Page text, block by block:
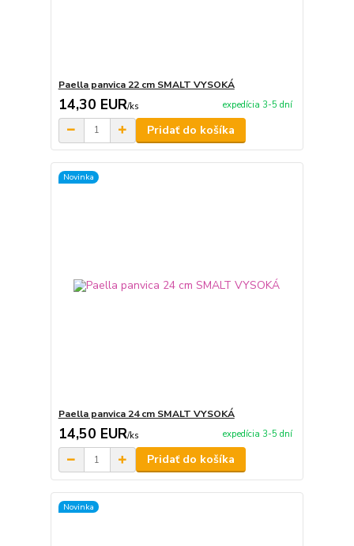
Paella panvica 22 cm SMALT VYSOKÁ
14,30 EUR/ks expedícia 3-5 dní
Pridať do košíka
Novinka
Paella panvica 24 cm SMALT VYSOKÁ
14,50 EUR/ks expedícia 3-5 dní
Pridať do košíka
Novinka